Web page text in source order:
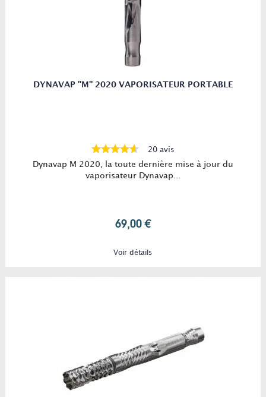
DYNAVAP "M" 2020 VAPORISATEUR PORTABLE
20 avis
Dynavap M 2020, la toute dernière mise à jour du
vaporisateur Dynavap...
69,00 €
Voir détails